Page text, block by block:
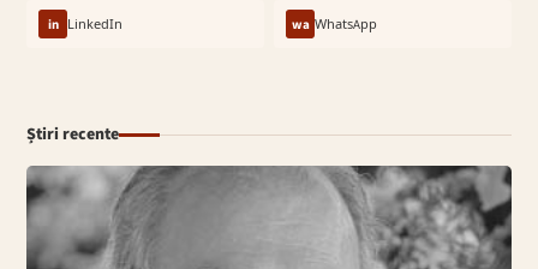
in LinkedIn wa WhatsApp
Știri recente